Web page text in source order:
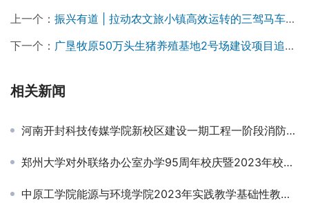
上一个： 振兴有道 | 拉动农文旅小镇高效运转的三驾马车——以浔龙河生态艺术小镇为例（二）
下一个： 广垦牧原50万头生猪养殖基地2号场建设项目追加投资工程招标公告
相关新闻
河南开封科技传媒学院新校区建设一期工程一阶段消防检测技术服务项目竞争性磋商公告
郑州大学对外联络办公室办学95周年校庆暨2023年校友返校周活动服务项目-竞争性磋商公告
中原工学院能源与环境学院2023年实践教学基础性教学仪器设备更新项目-竞争性磋商公告